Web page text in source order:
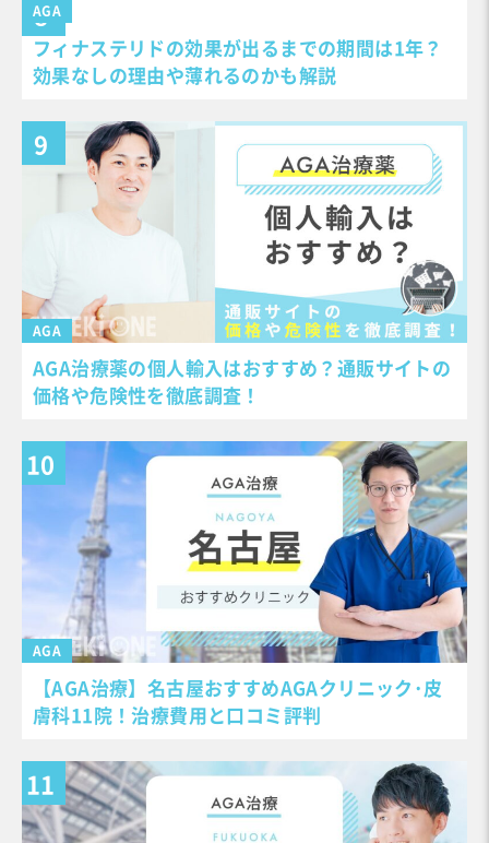
AGA
フィナステリドの効果が出るまでの期間は1年？
効果なしの理由や薄れるのかも解説
AGA
AGA治療薬の個人輸入はおすすめ？通販サイトの
価格や危険性を徹底調査！
AGA
【AGA治療】名古屋おすすめAGAクリニック･皮
膚科11院！治療費用と口コミ評判